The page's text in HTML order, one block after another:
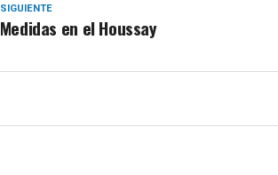
SIGUIENTE
Medidas en el Houssay